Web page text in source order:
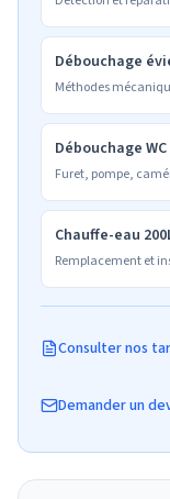
Débouchage
Méthodes
Débouchage WC
Furet, pompe,
Chauffe-eau
Remplacement et
Consulter nos
Demander un